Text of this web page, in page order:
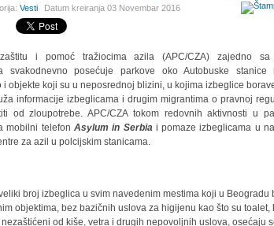
Vesti Datum kreiranja03 Novembar 2016
i pomoć tražiocima azila (APC/CZA) zajedno sa
svakodnevno posećuje parkove oko Autobuske stanice
i objekte koji su u neposrednoj blizini, u kojima izbeglice
informacije izbeglicama i drugim migrantima o pravnoj
od zloupotrebe. APC/CZA tokom redovnih aktivnosti u
mobilni telefon Asylum in Serbia i pomaze izbeglicama u
za azil u polcijskim stanicama.
broj izbeglica u svim navedenim mestima koji u Beogradu
objektima, bez bazičnih uslova za higijenu kao što su toalet,
od kiše, vetra i drugih nepovoljnih uslova, osećaju